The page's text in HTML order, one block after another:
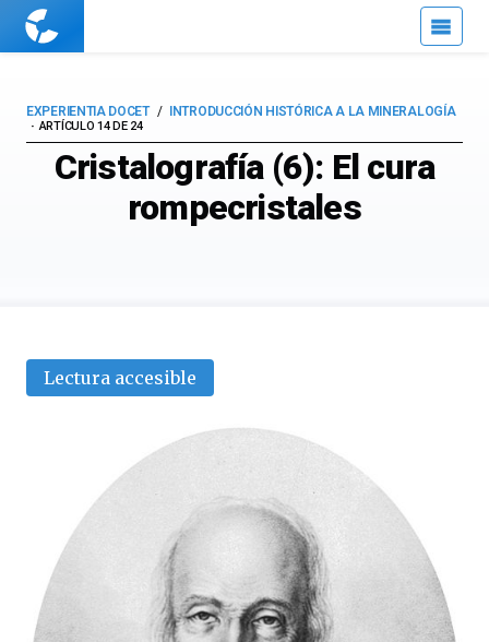
Cuaderno
Cristalografía (6): El cura
rompecristales
EXPERIENTIA DOCET INTRODUCCIÓN HISTÓRICA A LA MINERALOGÍA
ARTÍCULO 14 DE 24
Lectura accesible